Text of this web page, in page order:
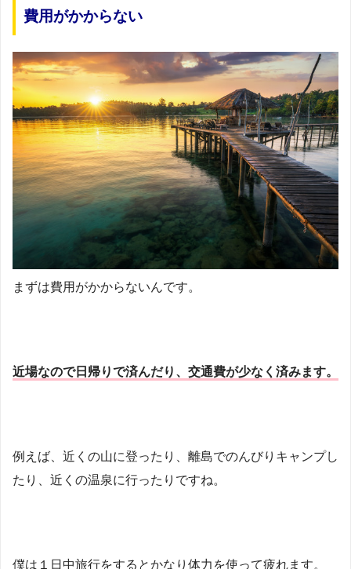
費用がかからない
まずは費用がかからないんです。
近場なので日帰りで済んだり、交通費が少なく済みます。
例えば、近くの山に登ったり、離島でのんびりキャンプし
たり、近くの温泉に行ったりですね。
僕は１日中旅行をするとかなり体力を使って疲れます。